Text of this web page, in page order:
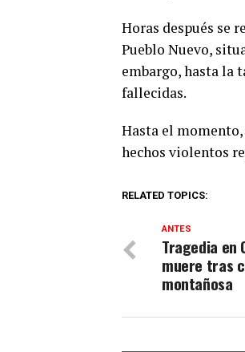
Horas después se
Pueblo Nuevo,
embargo, hasta la
fallecidas.
Hasta el
hechos violentos
RELATED TOPICS:
ANTES
Tragedia en
muere tras
montañosa